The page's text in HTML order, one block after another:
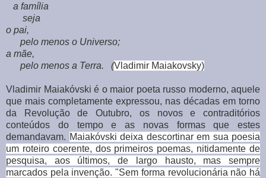
a família
seja
o pai,
pelo menos o Universo;
a mãe,
pelo menos a Terra. (Vladimir Maiakovsky)
Vladimir Maiakóvski é o maior poeta russo moderno, aquele
que mais completamente expressou, nas décadas em torno
da Revolução de Outubro, os novos e contraditórios
conteúdos do tempo e as novas formas que estes
demandavam. Maiakóvski deixa descortinar em sua poesia
um roteiro coerente, dos primeiros poemas, nitidamente de
pesquisa, aos últimos, de largo hausto, mas sempre
marcados pela invenção. "Sem forma revolucionária não há